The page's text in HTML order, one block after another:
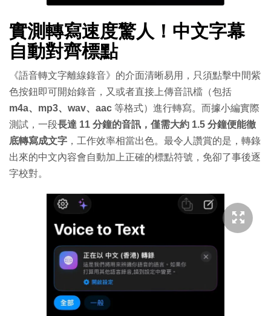
實測轉寫速度驚人！中文字幕
自動對齊標點
《語音轉文字離線錄音》的介面清晰易用，只須點擊中間紫
色按鈕即可開始錄音，又或者直接上傳音訊檔（包括
m4a、mp3、wav、aac 等格式）進行轉寫。而據小編實際
測試，一段長達 11 分鐘的音訊，僅需大約 1.5 分鐘便能徹
底轉寫成文字 ，工作效率相當出色。最令人讚賞的是，轉錄
出來的中文內容會自動加上正確的標點符號，免卻了事後逐
字校對。